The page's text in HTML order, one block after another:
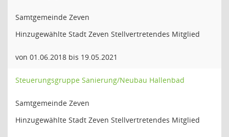
Samtgemeinde Zeven
Hinzugewählte Stadt Zeven Stellvertretendes Mitglied
von 01.06.2018 bis 19.05.2021
Steuerungsgruppe Sanierung/Neubau Hallenbad
Samtgemeinde Zeven
Hinzugewählte Stadt Zeven Stellvertretendes Mitglied